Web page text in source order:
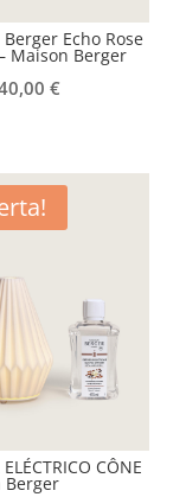
Echo Rose
Maison Berger
€.
€El
es:
CÔNE
Berger